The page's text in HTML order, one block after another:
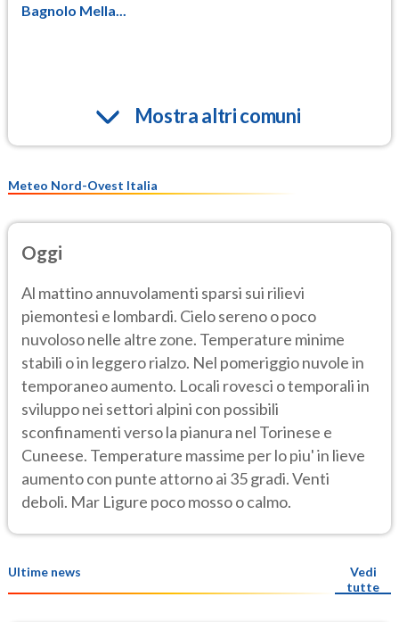
Bagnolo Mella...
Mostra altri comuni
Meteo Nord-Ovest Italia
Oggi
Al mattino annuvolamenti sparsi sui rilievi
piemontesi e lombardi. Cielo sereno o poco
nuvoloso nelle altre zone. Temperature minime
stabili o in leggero rialzo. Nel pomeriggio nuvole in
temporaneo aumento. Locali rovesci o temporali in
sviluppo nei settori alpini con possibili
sconfinamenti verso la pianura nel Torinese e
Cuneese. Temperature massime per lo piu' in lieve
aumento con punte attorno ai 35 gradi. Venti
deboli. Mar Ligure poco mosso o calmo.
Ultime news
Vedi
tutte